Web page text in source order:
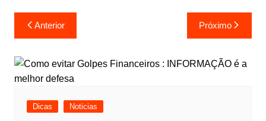
Anterior Próximo
Dicas Noticias